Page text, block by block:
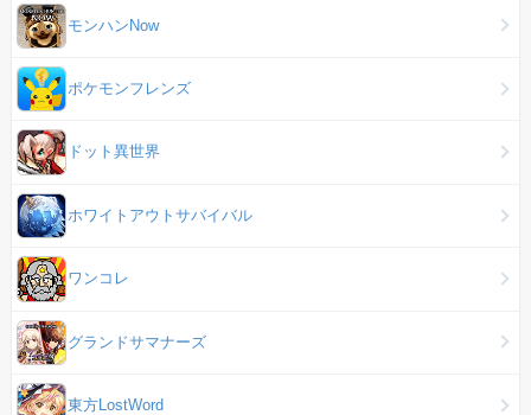
モンハンNow
ポケモンフレンズ
ドット異世界
ホワイトアウトサバイバル
ワンコレ
グランドサマナーズ
東方LostWord